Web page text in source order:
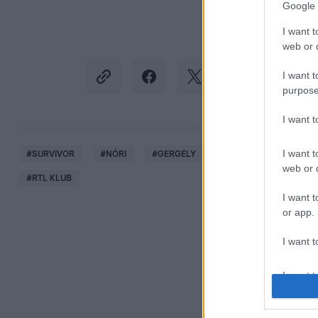
Google
I want
web or
I want
I want
I want
web or
I want
or app.
I want
I want
#SURVIVOR #NÓRI #GERGELY #
#RTL KLUB